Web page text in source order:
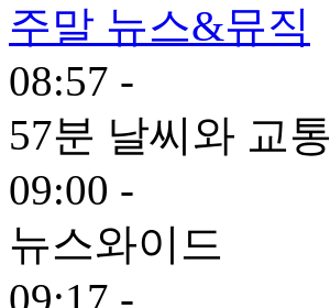
주말 뉴스&뮤직
08:57 -
57분 날씨와 교통
09:00 -
뉴스와이드
09:17 -